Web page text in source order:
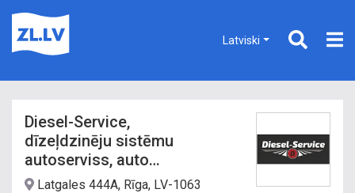
Latviski
Diesel-Service,
dīzeļdzinēju sistēmu
autoserviss, auto
remonta pakalpojumi
Latgales 444A, Rīga, LV-1063